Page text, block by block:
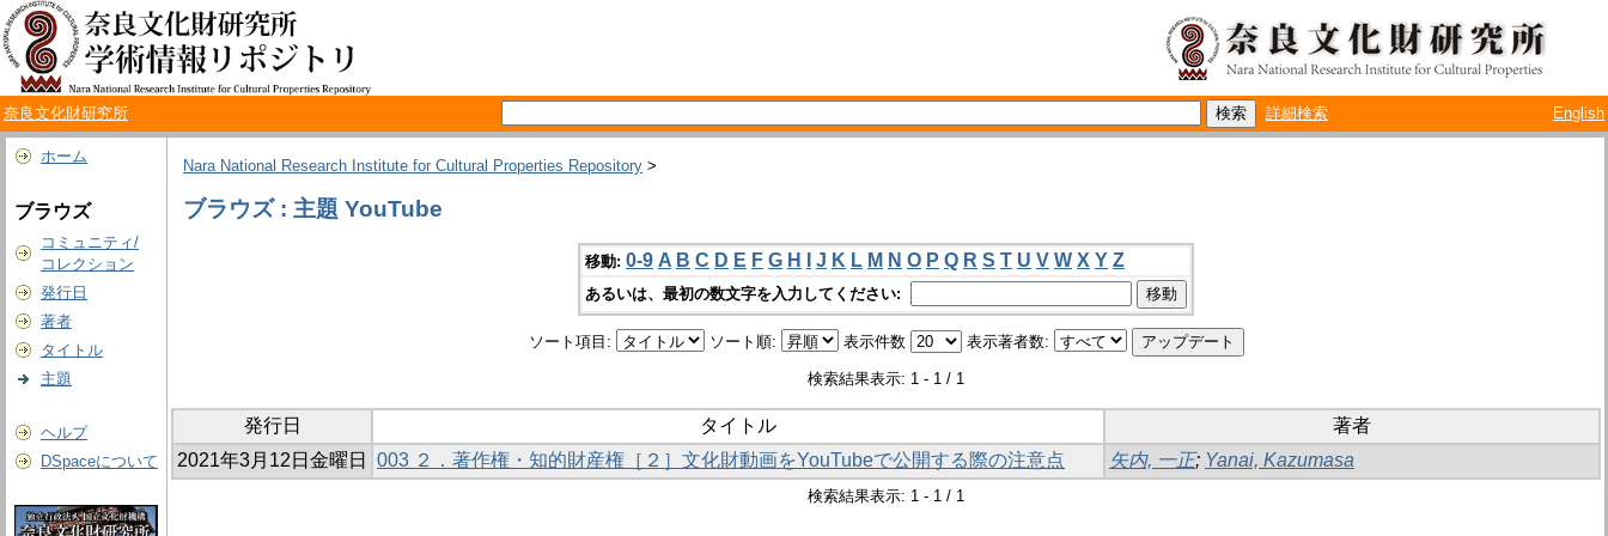
奈良文化財研究所 詳細検索 English
ホーム
ブラウズ
コミュニティ/
コレクション
発行日
著者
タイトル
主題
ヘルプ
DSpaceについて
Nara National Research Institute for Cultural Properties Repository >
ブラウズ : 主題 YouTube
移動: 0-9 A B C D E F G H J K L M N O P Q R S T U V W X Y Z
あるいは、最初の数文字を入力してください:
ソート項目: ソート順: 表示件数 表示著者数:
検索結果表示: 1 - 1 / 1
発行日 タイトル
著者
2021年3月12日金曜日
003 ２．著作権・知的財産権［２］文化財動画をYouTubeで公開する際の注意点 矢内, 一正; Yanai, Kazumasa
検索結果表示: 1 - 1 / 1